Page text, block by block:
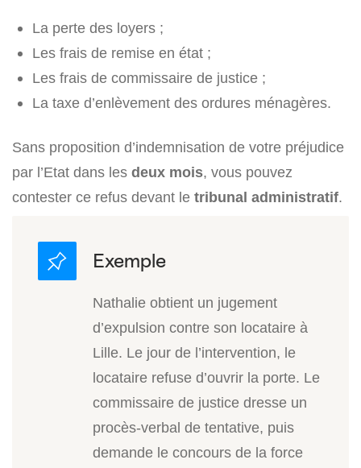
La perte des loyers ;
Les frais de remise en état ;
Les frais de commissaire de justice ;
La taxe d’enlèvement des ordures ménagères.
Sans proposition d’indemnisation de votre préjudice
par l’Etat dans les deux mois, vous pouvez
contester ce refus devant le tribunal administratif.
Nathalie obtient un jugement
d’expulsion contre son locataire à
Lille. Le jour de l’intervention, le
locataire refuse d’ouvrir la porte. Le
commissaire de justice dresse un
procès-verbal de tentative, puis
demande le concours de la force